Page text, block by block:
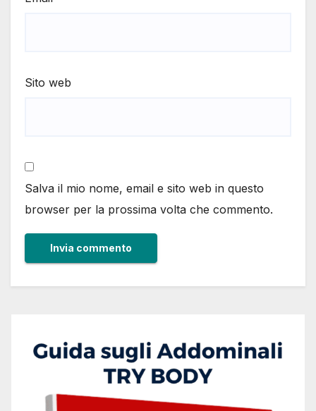
Sito web
Salva il mio nome, email e sito web in questo
browser per la prossima volta che commento.